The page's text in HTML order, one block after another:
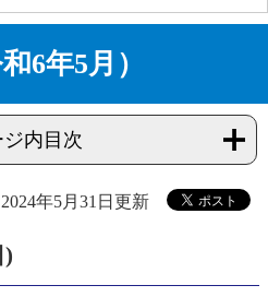
6年5月）
内目次
年5月31日更新
)